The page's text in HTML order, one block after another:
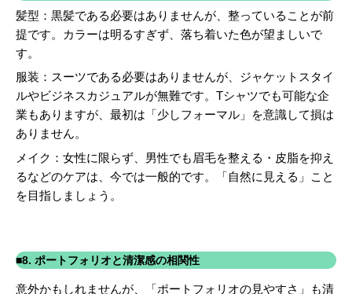
髪型：黒髪である必要はありませんが、整っていることが前
提です。カラーは明るすぎず、落ち着いた色が望ましいで
す。
服装：スーツである必要はありませんが、ジャケットスタイ
ルやビジネスカジュアルが無難です。Tシャツでも可能な企
業もありますが、最初は「少しフォーマル」を意識して損は
ありません。
メイク：女性に限らず、男性でも眉毛を整える・皮脂を抑え
るなどのケアは、今では一般的です。「自然に見える」こと
を目指しましょう。
■8. ポートフォリオと清潔感の相関性
意外かもしれませんが、「ポートフォリオの見やすさ」も清